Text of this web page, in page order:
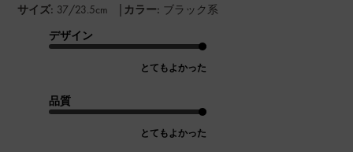
サイズ: 37/23.5cm | カラー: ブラック系
デザイン
とてもよかった
品質
とてもよかった